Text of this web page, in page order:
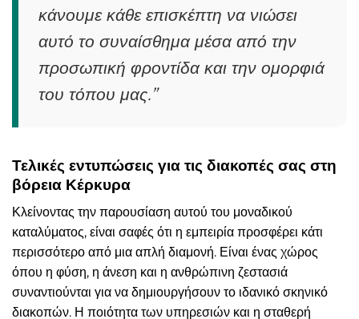
κάνουμε κάθε επισκέπτη να νιώσει
αυτό το συναίσθημα μέσα από την
προσωπική φροντίδα και την ομορφιά
του τόπου μας.”
Τελικές εντυπώσεις για τις διακοπές σας στη
βόρεια Κέρκυρα
Κλείνοντας την παρουσίαση αυτού του μοναδικού
καταλύματος, είναι σαφές ότι η εμπειρία προσφέρει κάτι
περισσότερο από μια απλή διαμονή. Είναι ένας χώρος
όπου η φύση, η άνεση και η ανθρώπινη ζεστασιά
συναντιούνται για να δημιουργήσουν το ιδανικό σκηνικό
διακοπών. Η ποιότητα των υπηρεσιών και η σταθερή